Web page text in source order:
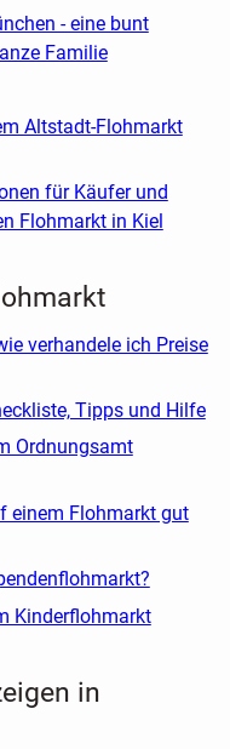
- eine bunt
Familie
Altstadt-Flohmarkt
für Käufer und
Flohmarkt in Kiel
verhandele ich Preise
Tipps und Hilfe
Ordnungsamt
einem Flohmarkt gut
Kinderflohmarkt
in